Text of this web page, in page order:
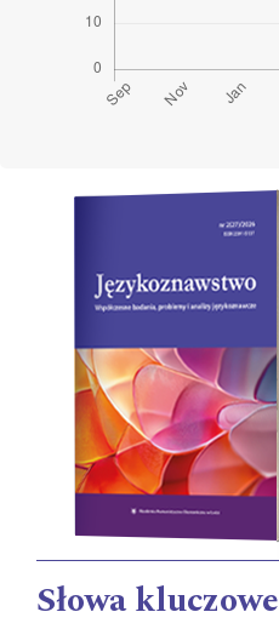
Cover image
Słowa kluczowe